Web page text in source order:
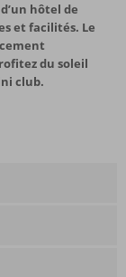
hôtel de
et facilités. Le
du soleil
club.